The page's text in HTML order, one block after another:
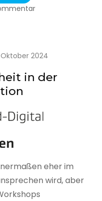
zu
seinen
Lagebericht
zur
in
Deutschland
Oktober 2024
in der
eher im
wird, aber